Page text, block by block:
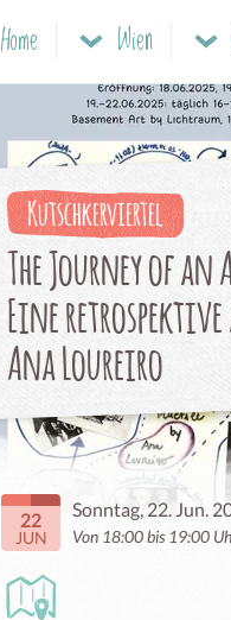
Home Wien
Kutschkerviertel
The Journey of
Eine
Ana Loureiro
22
JUN
Sonntag, 22. Jun.
Von 18:00 bis 19:00